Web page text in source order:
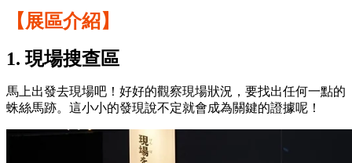
【展區介紹】
1. 現場搜查區
馬上出發去現場吧！好好的觀察現場狀況，要找出任何一點的
蛛絲馬跡。這小小的發現說不定就會成為關鍵的證據呢！